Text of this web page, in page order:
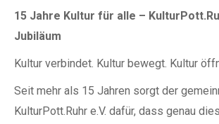
15 Jahre Kultur für alle –
Jubiläum
Kultur verbindet. Kultur bewegt. Kultur
Seit mehr als 15 Jahren sorgt der
KulturPott.Ruhr e.V. dafür, dass genau